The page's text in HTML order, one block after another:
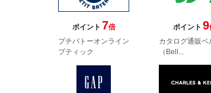
ポイント 7倍
プチバトーオンライン
ブティック
ポイント 9
カタログ通販ベ
（Bell...